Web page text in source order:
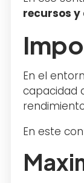
recursos
En el
capacidad
En este